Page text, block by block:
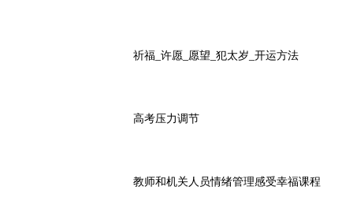
祈福_许愿_愿望_犯太岁_开运方法
高考压力调节
教师和机关人员情绪管理感受幸福课程